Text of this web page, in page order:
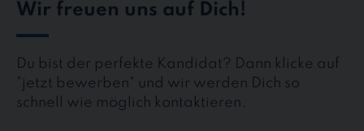
Wir freuen uns auf Dich!
Du bist der perfekte Kandidat? Dann klicke auf
"jetzt bewerben" und wir werden Dich so
schnell wie möglich kontaktieren.